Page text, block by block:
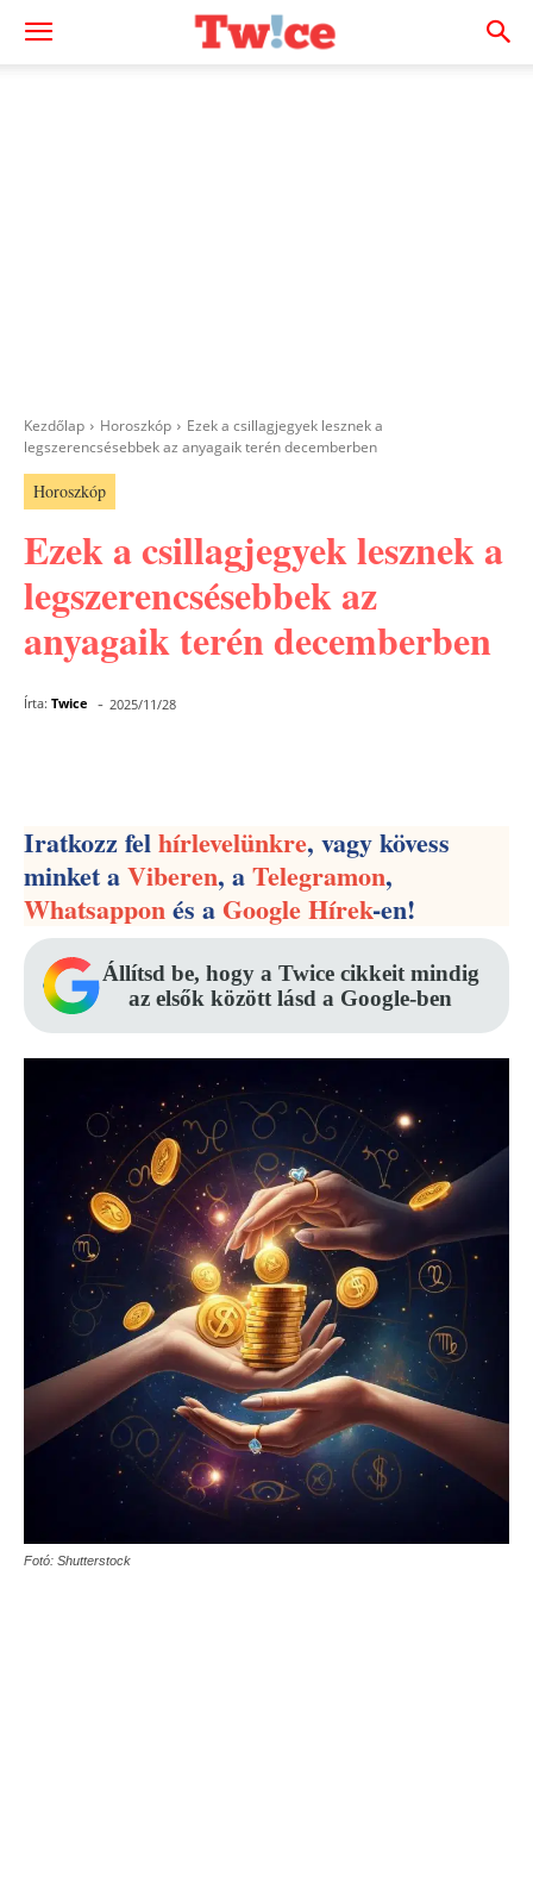
Kezdőlap Horoszkóp
Ezek a csillagjegyek lesznek a
legszerencsésebbek az anyagaik terén decemberben
Horoszkóp
Ezek a csillagjegyek lesznek a
legszerencsésebbek az
anyagaik terén decemberben
Írta: Twice - 2025/11/28
Iratkozz felhírlevelünkre, vagy kövess
minket aViberen, aTelegramon,
Whatsapponés aGoogle Hírek-en!
Állítsd be, hogy a Twice cikkeit mindig
az elsők között lásd a Google-ben
Fotó: Shutterstock